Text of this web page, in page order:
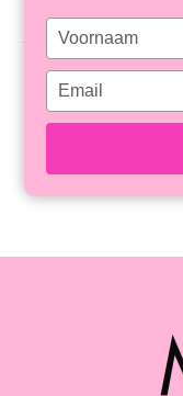
Type
your
name
Type
your
email